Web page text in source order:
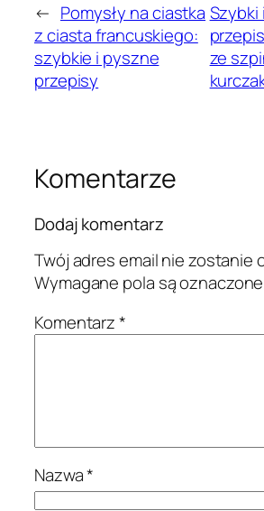
← Pomysły na ciastka
z ciasta francuskiego:
szybkie i pyszne
przepisy
Szybki
ze
Komentarze
Dodaj komentarz
Twój adres email nie zostanie
Wymagane pola są
Komentarz*
Nazwa*